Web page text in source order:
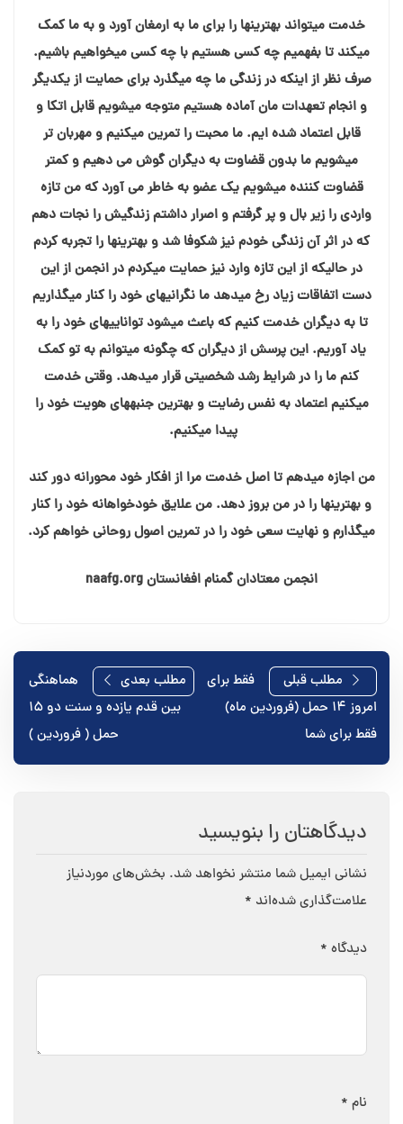
خدمت میتواند بهترینها را برای ما به ارمغان آورد و به ما کمک
میکند تا بفهمیم چه کسی هستیم با چه کسی میخواهیم باشیم.
صرف نظر از اینکه در زندگی ما چه میگذرد برای حمایت از یکدیگر
و انجام تعهدات مان آماده هستیم متوجه میشویم قابل اتکا و
قابل اعتماد شده ایم. ما محبت را تمرین میکنیم و مهربان تر
میشویم ما بدون قضاوت به دیگران گوش می دهیم و کمتر
قضاوت کننده میشویم یک عضو به خاطر می آورد که من تازه
واردی را زیر بال و پر گرفتم و اصرار داشتم زندگیش را نجات دهم
که در اثر آن زندگی خودم نیز شکوفا شد و بهترینها را تجربه کردم
در حالیکه از این تازه وارد نیز حمایت میکردم در انجمن از این
دست اتفاقات زیاد رخ میدهد ما نگرانیهای خود را کنار میگذاریم
تا به دیگران خدمت کنیم که باعث میشود تواناییهای خود را به
یاد آوریم. این پرسش از دیگران که چگونه میتوانم به تو کمک
کنم ما را در شرایط رشد شخصیتی قرار میدهد. وقتی خدمت
میکنیم اعتماد به نفس رضایت و بهترین جنبههای هویت خود را
پیدا میکنیم.
من اجازه میدهم تا اصل خدمت مرا از افکار خود محورانه دور کند
و بهترینها را در من بروز دهد. من علایق خودخواهانه خود را کنار
میگذارم و نهایت سعی خود را در تمرین اصول روحانی خواهم کرد.
انجمن معتادان گمنام افغانستان naafg.org
راهبری
نوشته
مطلب قبلی
فقط برای
امروز ۱۴ حمل (فروردین ماه)
فقط برای شما
مطلب بعدی
هماهنگی
بین قدم یازده و سنت دو ۱۵
حمل ( فروردین )
دیدگاهتان را بنویسید
نشانی ایمیل شما منتشر نخواهد شد. بخش‌های موردنیاز
علامت‌گذاری شده‌اند *
دیدگاه *
نام *